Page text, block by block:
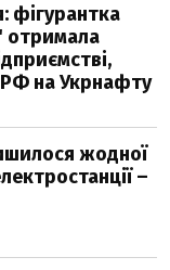
фігурантка
отримала
на Укрнафту
жодної
–